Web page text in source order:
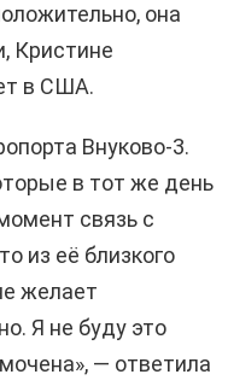
она
Кристине
в США.
Внуково-3.
в тот же день
связь с
из её близкого
желает
Я не буду это
— ответила